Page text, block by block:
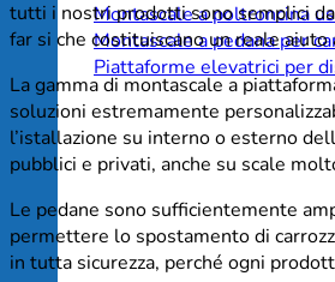
Montascale a poltroncina
Montascale a pedana per
Piattaforme elevatrici per
tutti i nostri prodotti sono semplici
far si che costituiscano un reale aiuto
La gamma di montascale a
soluzioni estremamente
l’istallazione su interno o esterno
pubblici e privati, anche su scale
Le pedane sono sufficientemente
permettere lo spostamento di
in tutta sicurezza, perché ogni